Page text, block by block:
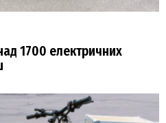
1700 електричних